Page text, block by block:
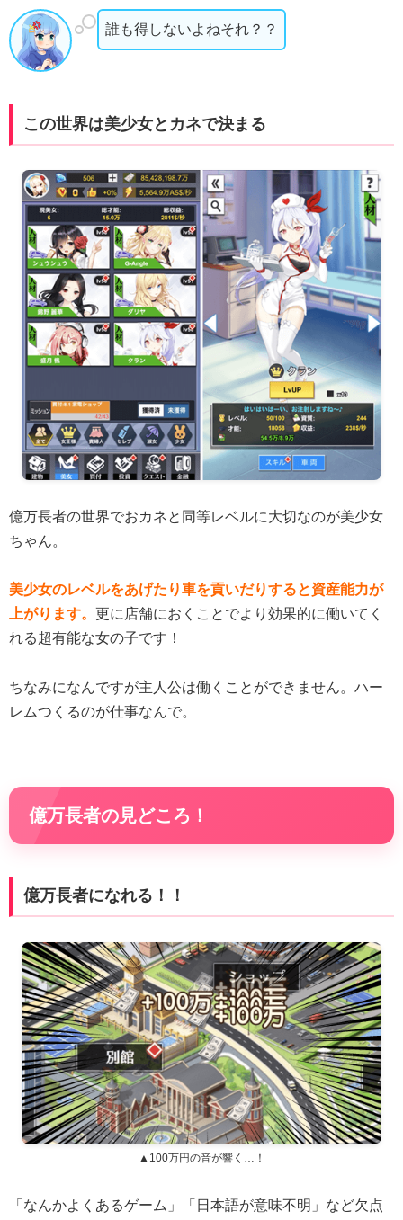
誰も得しないよねそれ？？
この世界は美少女とカネで決まる
億万長者の世界でおカネと同等レベルに大切なのが美少女
ちゃん。
美少女のレベルをあげたり車を貢いだりすると資産能力が
上がります。 更に店舗におくことでより効果的に働いてく
れる超有能な女の子です！
ちなみになんですが主人公は働くことができません。ハー
レムつくるのが仕事なんで。
億万長者の見どころ！
億万長者になれる！！
▲100万円の音が響く…！
「なんかよくあるゲーム」「日本語が意味不明」など欠点